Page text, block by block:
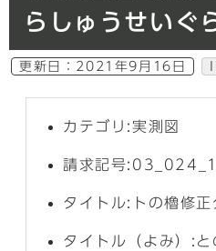
らしゅうせいぐ
更新日： 2021年9月16日
カテゴリ:実測図
請求記号
タイトル:トの櫓修正
タイトル（よみ）: